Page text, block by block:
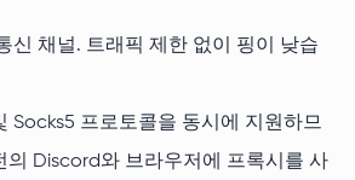
신 채널. 트래픽 제한 없이 핑이 낮습
Socks5 프로토콜을 동시에 지원하므
의 Discord와 브라우저에 프록시를 사